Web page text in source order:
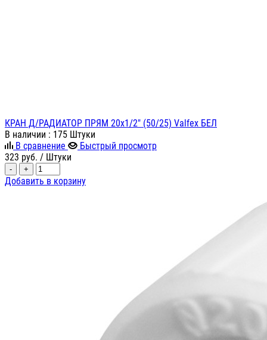
КРАН Д/РАДИАТОР ПРЯМ 20х1/2" (50/25) Valfex БЕЛ
В наличии : 175 Штуки
В сравнение
Быстрый просмотр
323 руб. / Штуки
- +
Добавить в корзину